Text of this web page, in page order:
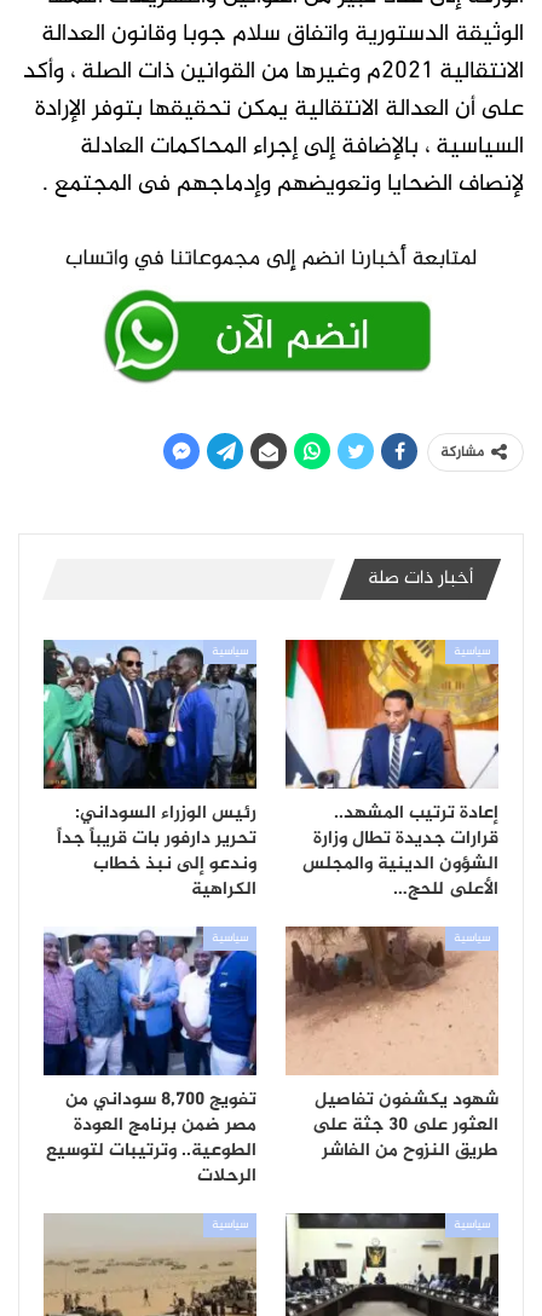
الوثيقة الدستورية واتفاق سلام جوبا وقانون العدالة
الانتقالية ٢٠٢١م وغيرها من القوانين ذات الصلة ، وأكد
على أن العدالة الانتقالية يمكن تحقيقها بتوفر الإرادة
السياسية ، بالإضافة إلى إجراء المحاكمات العادلة
لإنصاف الضحايا وتعويضهم وإدماجهم فى المجتمع .
مشاركة
أخبار ذات صلة
سياسية
إعادة ترتيب المشهد..
قرارات جديدة تطال وزارة
الشؤون الدينية والمجلس
الأعلى للحج…
سياسية
رئيس الوزراء السوداني:
تحرير دارفور بات قريباً جداً
وندعو إلى نبذ خطاب
الكراهية
سياسية
شهود يكشفون تفاصيل
العثور على 30 جثة على
طريق النزوح من الفاشر
سياسية
تفويج 8,700 سوداني من
مصر ضمن برنامج العودة
الطوعية.. وترتيبات لتوسيع
الرحلات
سياسية سياسية